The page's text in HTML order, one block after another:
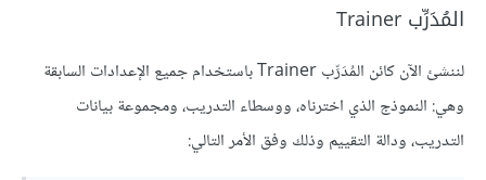
المُدَرِّب Trainer
لننشئ الآن كائن المُدَرِّب Trainer باستخدام جميع الإعدادات السابقة
وهي: النموذج الذي اخترناه، ووسطاء التدريب، ومجموعة بيانات
التدريب، ودالة التقييم وذلك وفق الأمر التالي: